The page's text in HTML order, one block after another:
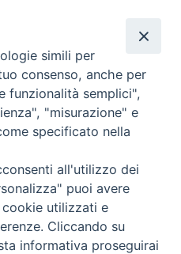
Vescovile
(RN)
su
LinkedIn
X YouTube
Feed
simili per
consenso, anche per
funzionalità semplici",
"misurazione" e
specificato nella
all'utilizzo dei
puoi avere
utilizzati e
Cliccando su
informativa proseguirai